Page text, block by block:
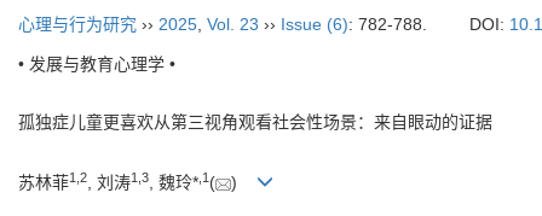
心理与行为研究 ›› 2025 Vol. 23 ›› Issue (6): 782-788. DOI:
• 发展与教育心理学 •
孤独症儿童更喜欢从第三视角观看社会性场景：来自眼动的证据
苏林菲1 2, 刘涛1 3, 魏玲* 1 ( )